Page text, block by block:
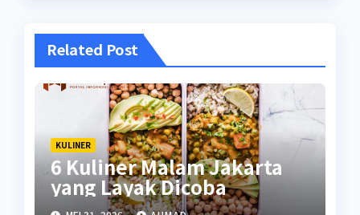
Related Post
KULINER
6 Kuliner Malam Jakarta
yang Layak Dicoba